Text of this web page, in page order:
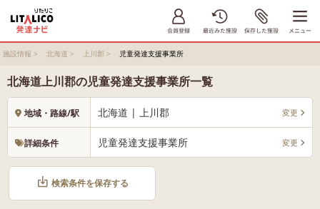
施設情報 > 北海道 > 上川郡 > 児童発達支援事業所
北海道上川郡の児童発達支援事業所一覧
地域・路線/駅 北海道 | 上川郡 変更
詳細条件 児童発達支援事業所 変更
検索条件を保存する